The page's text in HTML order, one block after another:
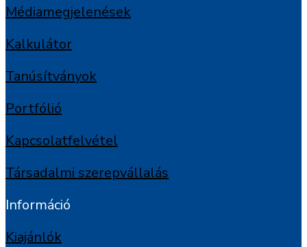
Médiamegjelenések
Kalkulátor
Tanúsítványok
Portfólió
Kapcsolatfelvétel
Társadalmi szerepvállalás
Információ
Kiajánlók